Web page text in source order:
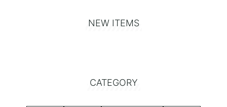
NEW ITEMS
CATEGORY